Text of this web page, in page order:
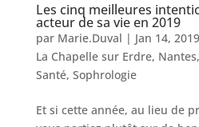
Les cinq meilleures
acteur de sa vie en 2019
par Marie.Duval | Jan 14, 2019
La Chapelle sur Erdre, Nantes,
Santé, Sophrologie
Et si cette année, au lieu de